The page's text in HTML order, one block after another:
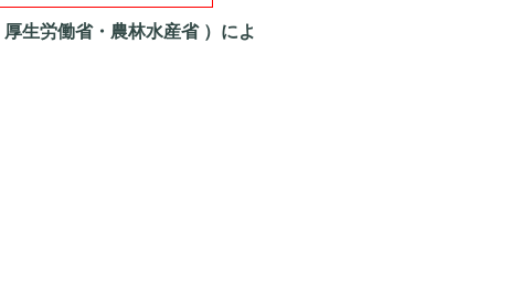
生労働省・農林水産省 ）によ